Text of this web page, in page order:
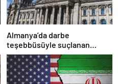
Almanya’da darbe
teşebbüsüyle suçlanan
örgüte ait dernek yasaklandı